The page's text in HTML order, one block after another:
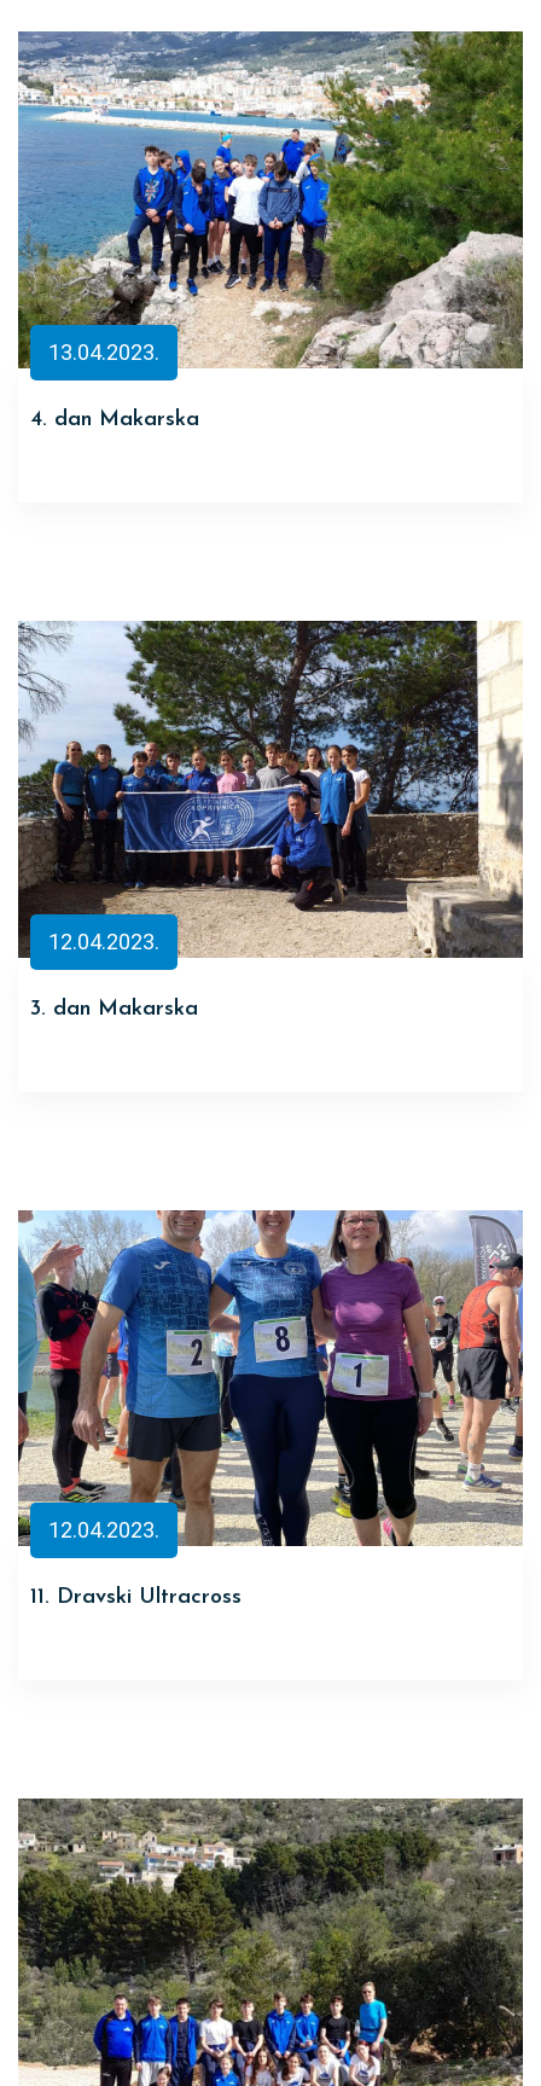
13.04.2023.
4. dan Makarska
12.04.2023.
3. dan Makarska
12.04.2023.
11. Dravski Ultracross